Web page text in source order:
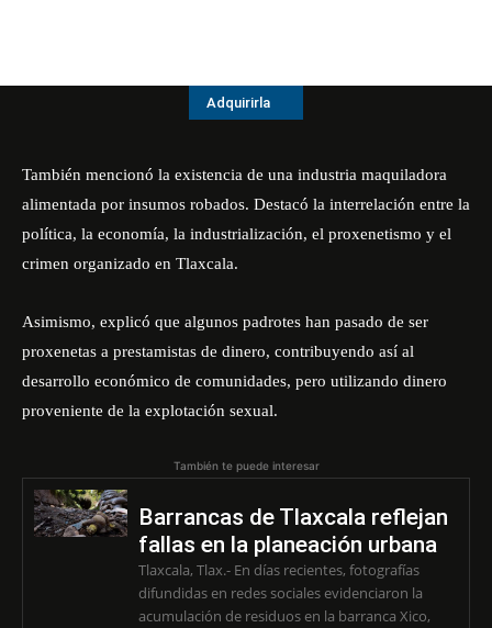
Adquirirla
También mencionó la existencia de una industria maquiladora
alimentada por insumos robados. Destacó la interrelación entre la
política, la economía, la industrialización, el proxenetismo y el
crimen organizado en Tlaxcala.
Asimismo, explicó que algunos padrotes han pasado de ser
proxenetas a prestamistas de dinero, contribuyendo así al
desarrollo económico de comunidades, pero utilizando dinero
proveniente de la explotación sexual.
También te puede interesar
Barrancas de Tlaxcala reflejan
fallas en la planeación urbana
Tlaxcala, Tlax.- En días recientes, fotografías
difundidas en redes sociales evidenciaron la
acumulación de residuos en la barranca Xico,